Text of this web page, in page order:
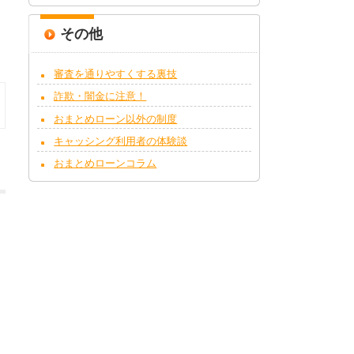
その他
審査を通りやすくする裏技
詐欺・闇金に注意！
おまとめローン以外の制度
キャッシング利用者の体験談
おまとめローンコラム